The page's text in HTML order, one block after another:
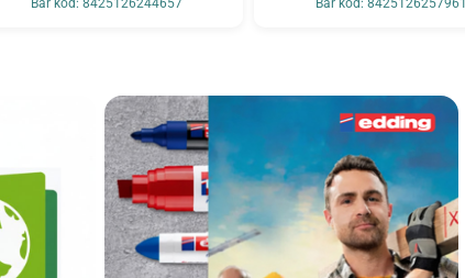
Bar kod: 8425126244657
Bar kod: 8425126257961